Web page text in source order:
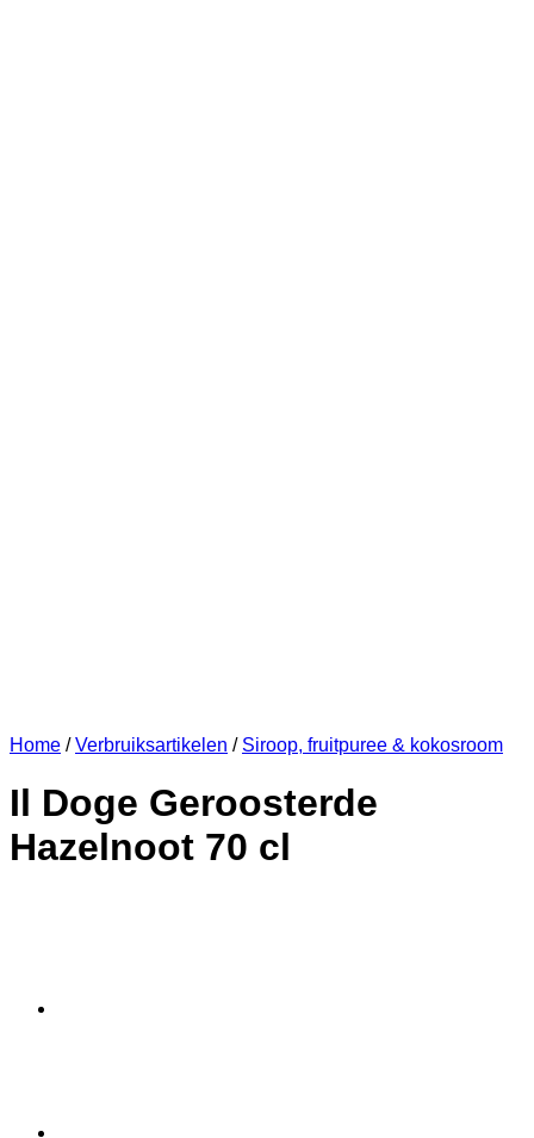
Home / Verbruiksartikelen / Siroop, fruitpuree & kokosroom
Il Doge Geroosterde
Hazelnoot 70 cl